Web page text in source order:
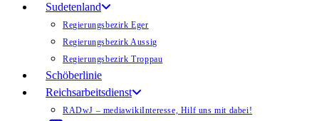
Sudetenland
Regierungsbezirk Eger
Regierungsbezirk Aussig
Regierungsbezirk Troppau
Schöberlinie
Reichsarbeitsdienst
RADwJ – mediawikiInteresse, Hilf uns mit dabei!